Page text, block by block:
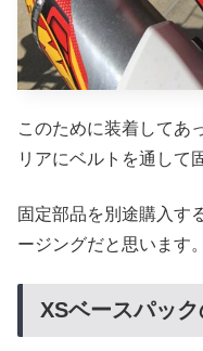
このために装着してあ
リアにベルトを通して
固定部品を別途購入す
ージングだと思います。
XSベースパッ